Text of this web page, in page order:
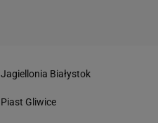
Jagiellonia Białystok
Piast Gliwice